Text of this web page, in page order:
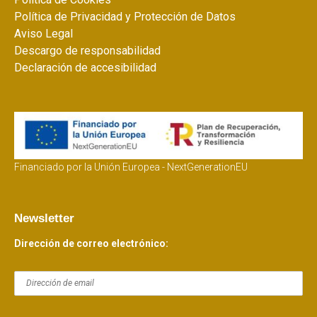
Política de Privacidad y Protección de Datos
Aviso Legal
Descargo de responsabilidad
Declaración de accesibilidad
Financiado por la Unión Europea - NextGenerationEU
Newsletter
Dirección de correo electrónico: